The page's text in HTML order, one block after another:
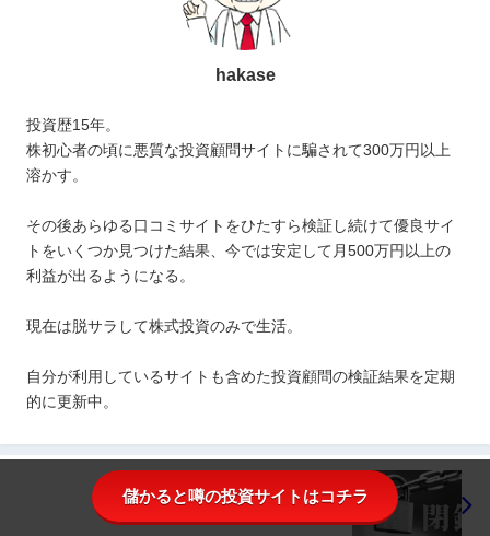
hakase
投資歴15年。
株初心者の頃に悪質な投資顧問サイトに騙されて300万円以上
溶かす。
その後あらゆる口コミサイトをひたすら検証し続けて優良サイ
トをいくつか見つけた結果、今では安定して月500万円以上の
利益が出るようになる。
現在は脱サラして株式投資のみで生活。
自分が利用しているサイトも含めた投資顧問の検証結果を定期
的に更新中。
株情報サイト ファクター（Factor）
儲かると噂の投資サイトはコチラ